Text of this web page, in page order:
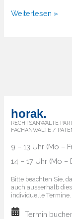
Von
die
Markenländer
Weiterlesen »
horak.
RECHTSANWÄLTE
FACHANWÄLTE /
9 – 13 Uhr (Mo –
14 – 17 Uhr (Mo –
Bitte beachten Sie,
auch ausserhalb
individuelle Termine.
Termin